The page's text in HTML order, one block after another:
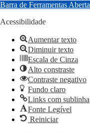
Barra de Ferramentas Aberta
Acessibilidade
Aumentar texto
Diminuir texto
Escala de Cinza
Alto constraste
Contraste negativo
Fundo claro
Links com sublinha
Fonte Legível
Reiniciar